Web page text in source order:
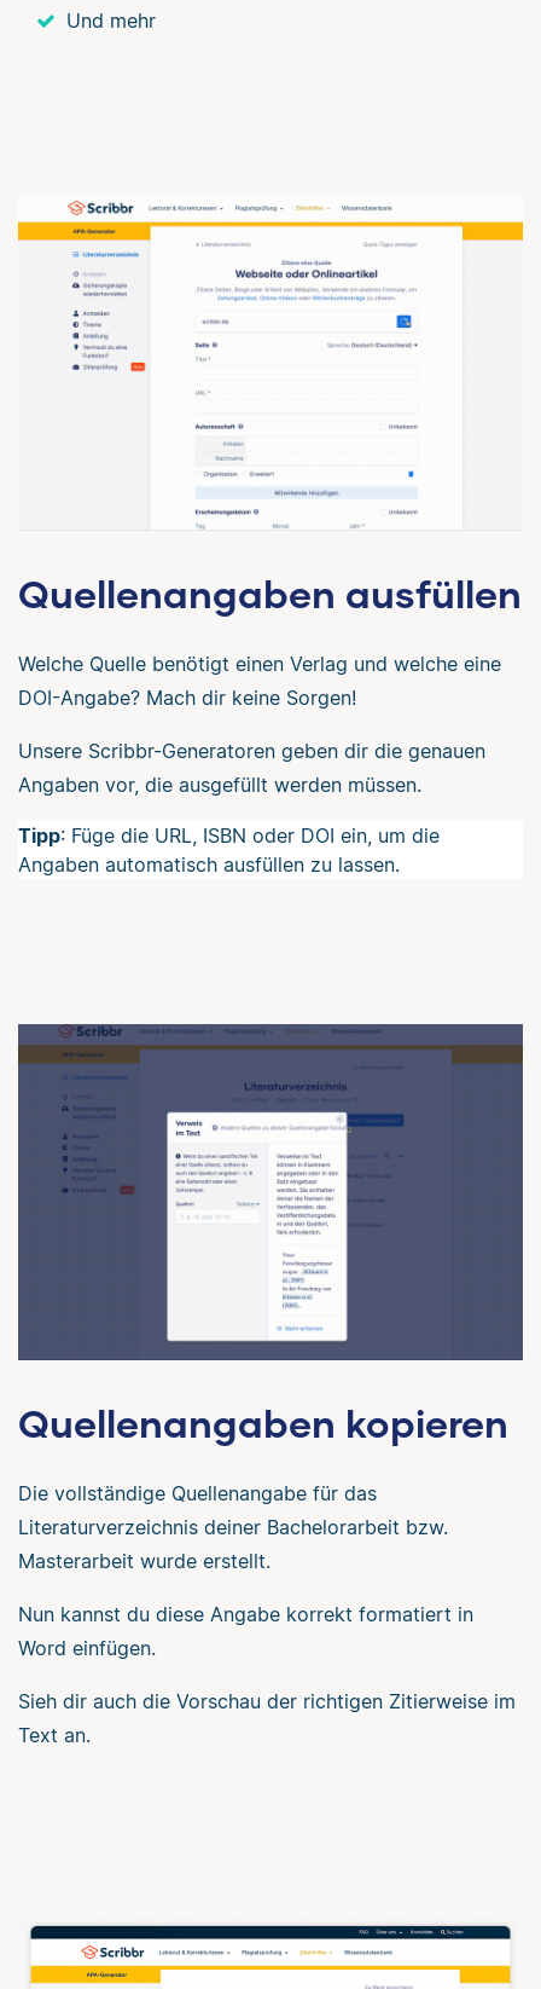
Und mehr
Quellenangaben ausfüllen
Welche Quelle benötigt einen Verlag und welche eine
DOI-Angabe? Mach dir keine Sorgen!
Unsere Scribbr-Generatoren geben dir die genauen
Angaben vor, die ausgefüllt werden müssen.
Tipp: Füge die URL, ISBN oder DOI ein, um die
Angaben automatisch ausfüllen zu lassen.
Quellenangaben kopieren
Die vollständige Quellenangabe für das
Literaturverzeichnis deiner Bachelorarbeit bzw.
Masterarbeit wurde erstellt.
Nun kannst du diese Angabe korrekt formatiert in
Word einfügen.
Sieh dir auch die Vorschau der richtigen Zitierweise im
Text an.